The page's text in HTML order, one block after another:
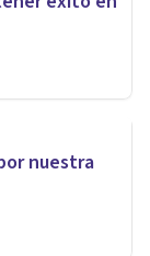
nuestra
celos
que